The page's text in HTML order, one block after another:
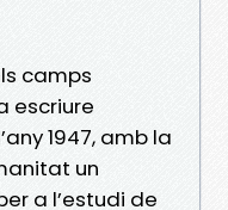
camps
escriure
1947, amb la
un
a l’estudi de